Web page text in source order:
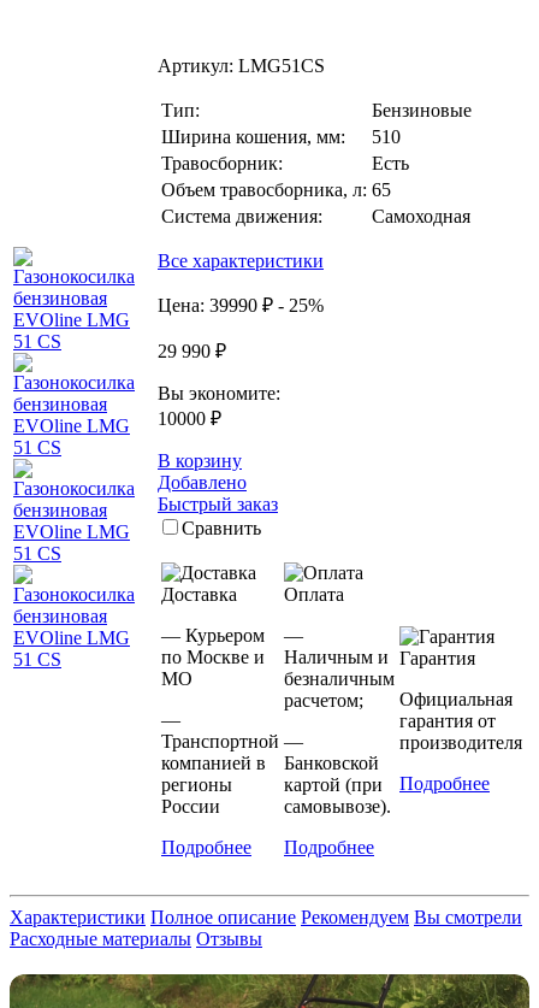
Артикул: LMG51CS
Тип:
Бензиновые
Ширина кошения, мм:
510
Травосборник:
Есть
Объем травосборника, л: 65
Система движения:
Самоходная
Все характеристики
Цена: 39990 ₽ - 25%
29 990 ₽
Вы экономите:
10000 ₽
В корзину
Добавлено
Быстрый заказ
Сравнить
Доставка
— Курьером
по Москве и
МО
—
Транспортной
компанией в
регионы
России
Подробнее
Оплата
—
Наличным и
безналичным
расчетом;
—
Банковской
картой (при
самовывозе).
Подробнее
Гарантия
Официальная
гарантия от
производителя
Подробнее
Характеристики Полное описание Рекомендуем Вы смотрели
Расходные материалы Отзывы